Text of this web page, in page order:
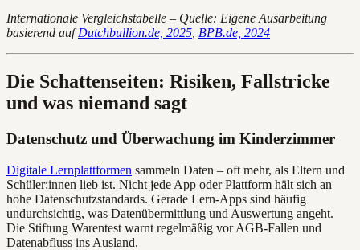
Internationale Vergleichstabelle – Quelle: Eigene Ausarbeitung
basierend aufDutchbullion.de, 2025 BPB.de, 2024
Die Schattenseiten: Risiken, Fallstricke
und was niemand sagt
Datenschutz und Überwachung im Kinderzimmer
Digitale Lernplattformen sammeln Daten – oft mehr, als Eltern und
Schüler:innen lieb ist. Nicht jede App oder Plattform hält sich an
hohe Datenschutzstandards. Gerade Lern-Apps sind häufig
undurchsichtig, was Datenübermittlung und Auswertung angeht.
Die Stiftung Warentest warnt regelmäßig vor AGB-Fallen und
Datenabfluss ins Ausland.